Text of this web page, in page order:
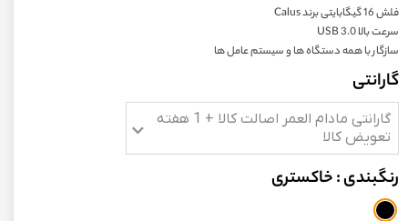
فلش 16 گیگابایتی برند Calus
سرعت بالا USB 3.0
سازگار با همه دستگاه‌ ها و سیستم عامل‌ ها
گارانتی
گارانتی مادام العمر اصالت کالا + 1 هفته
تعویض کالا
رنگبندی: خاکستری